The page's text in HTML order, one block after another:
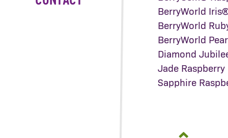
BerryWorld
BerryWorld
BerryWorld
Diamond
Jade Raspberry
Sapphire